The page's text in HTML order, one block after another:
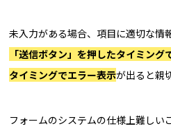
未入力がある場合、項目に適切な情
「送信ボタン」を押したタイミン
タイミングでエラー表示が出ると親
フォームのシステムの仕様上難しい